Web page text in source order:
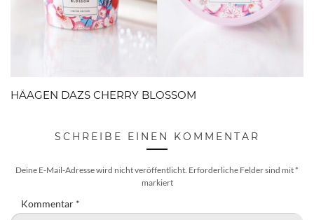
HÄAGEN DAZS CHERRY BLOSSOM
SCHREIBE EINEN KOMMENTAR
Deine E-Mail-Adresse wird nicht veröffentlicht. Erforderliche Felder sind mit *
markiert
Kommentar *